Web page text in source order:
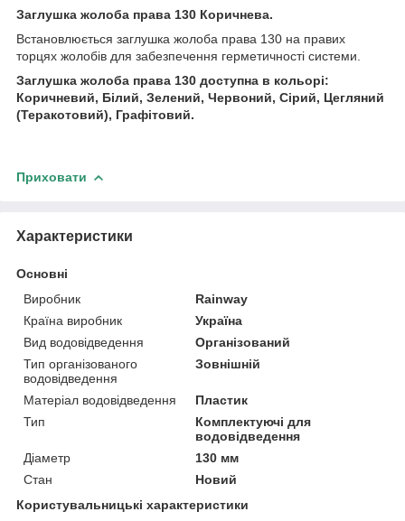
Заглушка жолоба права 130 Коричнева.
Встановлюється заглушка жолоба права 130 на правих
торцях жолобів для забезпечення герметичності системи.
Заглушка жолоба права 130 доступна в кольорі:
Коричневий, Білий, Зелений, Червоний, Сірий, Цегляний
(Теракотовий), Графітовий.
Приховати
Характеристики
Основні
Виробник
Rainway
Країна виробник
Україна
Вид водовідведення
Організований
Тип організованого
водовідведення
Зовнішній
Матеріал водовідведення
Пластик
Тип
Комплектуючі для
водовідведення
Діаметр
130 мм
Стан
Новий
Користувальницькі характеристики